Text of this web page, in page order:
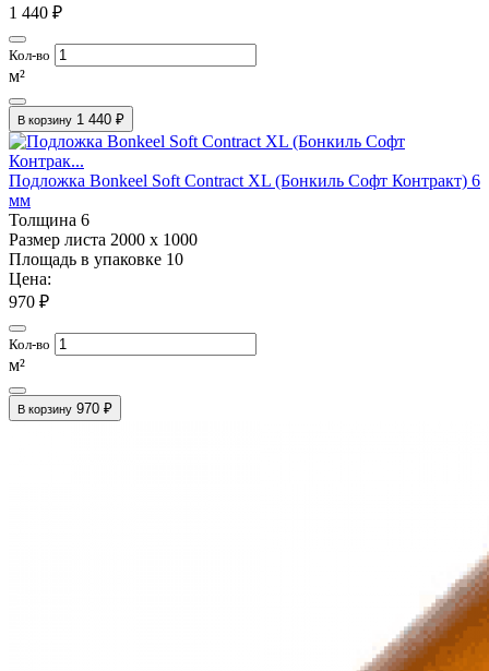
1 440 ₽
Кол-во
м²
В корзину 1 440 ₽
Подложка Bonkeel Soft Contract XL (Бонкиль Софт Контракт) 6
мм
Толщина 6
Размер листа 2000 х 1000
Площадь в упаковке 10
Цена:
970 ₽
Кол-во
м²
В корзину 970 ₽